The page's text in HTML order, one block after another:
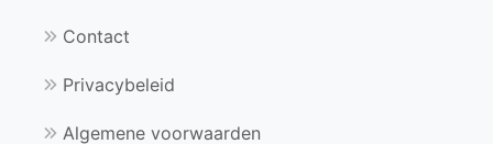
Contact
Privacybeleid
Algemene voorwaarden